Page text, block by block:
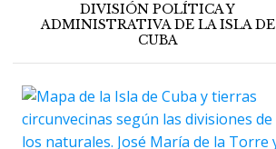
DIVISIÓN POLÍTICA Y
ADMINISTRATIVA DE LA ISLA DE
CUBA